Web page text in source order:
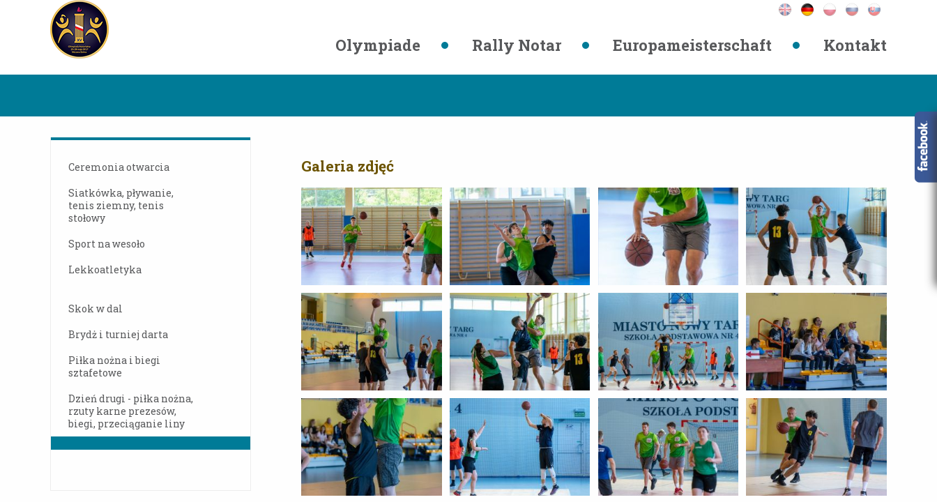
Olympiade Rally Notar Europameisterschaft Kontakt
Ceremonia otwarcia
Siatkówka, pływanie,
tenis ziemny, tenis
stołowy
Sport na wesoło
Lekkoatletyka
Skok w dal
Brydż i turniej darta
Piłka nożna i biegi
sztafetowe
Dzień drugi - piłka nożna,
rzuty karne prezesów,
biegi, przeciąganie liny
Galeria zdjęć